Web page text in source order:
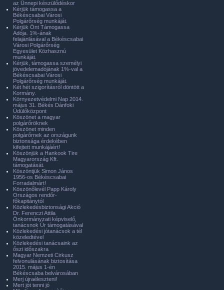
az Ünnepi készülődéskor
Kérjük támogassa a
Békéscsabai Városi
Polgárőrség munkáját.
Kérjük Önt Támogassa
Adója. 1%-ának
felajánlásával a Békéscsabai
Városi Polgárőrség
Egyesület Közhasznú
munkáját.
Kérjük, támogassa személyi
jövedelemadójának 1%-val a
Békéscsabai Városi
Polgárőrség munkáját.
Két hét szigorításról döntött a
Kormány.
Környezetvédelmi Nap 2014.
május 31. Békés Dánfoki
Üdülőközpont
Köszönet a magyar
polgárőröknek
Köszönet minden
polgárőrnek az országunk
biztonsága érdekében
kifejtett munkájáért!
Köszönjük a Hankook Tire
Magyarország Kft.
támogatását.
Köszöntjük Simon János
1956-os Békéscsabai
Forradalmárt!
Köszönőlevél Papp Károly
Országos rendőr-
főkapitánytól
Közlekedésbiztonsági Akció
Dr. Ferenczi Attila
Önkormányzati képviselő,
tanácsnok Úr támogatásával
Közlekedési jótanácsok a tél
közeledtével
Közlekedési tanácsaink az
őszi időszakra
Magyar Nemzeti Cirkusz
felvonulásának biztosítása
2015. május 1-én
Békéscsaba belvárosában
Merj újraéleszteni!
Mert jót tenni jó